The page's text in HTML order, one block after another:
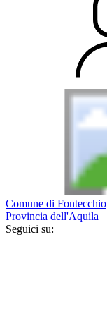
Comune di Fontecchio
Provincia dell'Aquila
Seguici su: